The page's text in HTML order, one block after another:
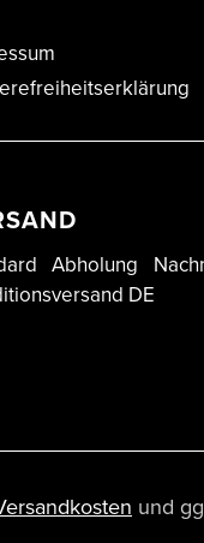
Abholung
DE
und